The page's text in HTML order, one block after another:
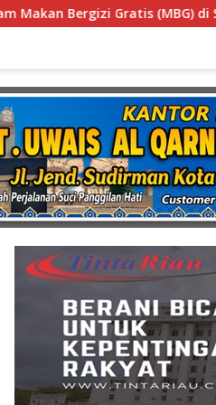
Sehat Sejahtera Bersama